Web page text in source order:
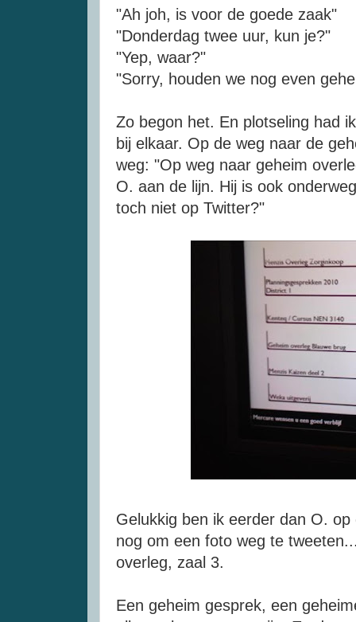
"Ah joh, is voor de goede zaak"
"Donderdag twee uur, kun je?"
"Yep, waar?"
"Sorry, houden we nog even
Zo begon het. En plotseling had
bij elkaar. Op de weg naar de
weg: "Op weg naar geheim
O. aan de lijn. Hij is ook
toch niet op Twitter?"
Gelukkig ben ik eerder dan O.
nog om een foto weg te
overleg, zaal 3.
Een geheim gesprek, een